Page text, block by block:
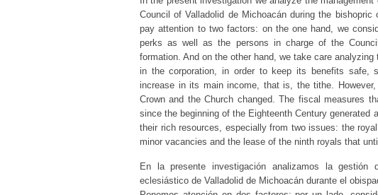
Council of Valladolid de Michoacán during the
pay attention to two factors: on the one hand, we
perks as well as the persons in charge of the
formation. And on the other hand, we take care
in the corporation, in order to keep its benefits safe,
increase in its main income, that is, the tithe.
Crown and the Church changed. The fiscal measures
since the beginning of the Eighteenth Century
their rich resources, especially from two issues: the
minor vacancies and the lease of the ninth royals that
En la presente investigación analizamos la
eclesiástico de Valladolid de Michoacán durante el